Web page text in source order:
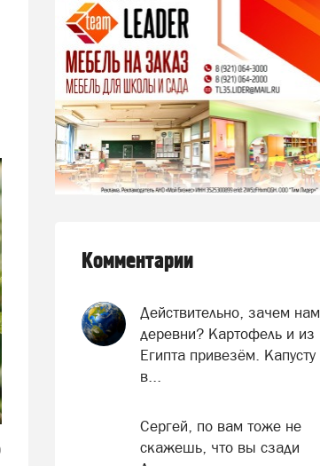
Комментарии
Действительно, зачем нам
деревни? Картофель и из
Египта привезём. Капусту
в...
Сергей, по вам тоже не
скажешь, что вы сзади